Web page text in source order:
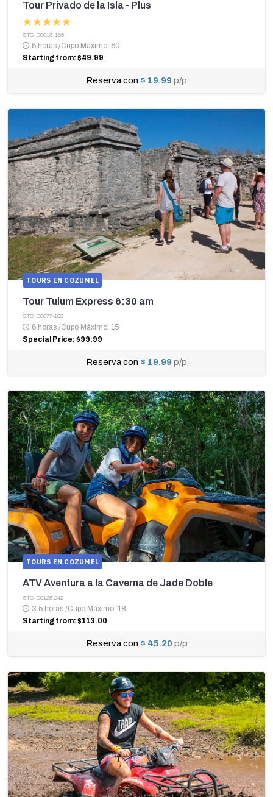
Tour Privado de la Isla - Plus
STCID0013-168
5 horas /Cupo Máximo: 50
Starting from: $49.99
Reserva con $ 19.99 p/p
TOURS EN COZUMEL
Tour Tulum Express 6:30 am
STCID0077-182
6 horas /Cupo Máximo: 15
Special Price: $99.99
Reserva con $ 19.99 p/p
TOURS EN COZUMEL
ATV Aventura a la Caverna de Jade Doble
STCID0125-242
3.5 horas /Cupo Máximo: 18
Starting from: $113.00
Reserva con $ 45.20 p/p